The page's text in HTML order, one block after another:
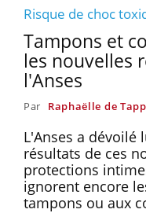
Risque de choc
Tampons et
les nouvelles
l'Anses
Par Raphaëlle de
L'Anses a dévoilé
résultats de ces
protections
ignorent encore
tampons ou aux